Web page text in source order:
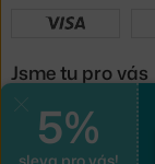
5%
Jsme tu pro vás